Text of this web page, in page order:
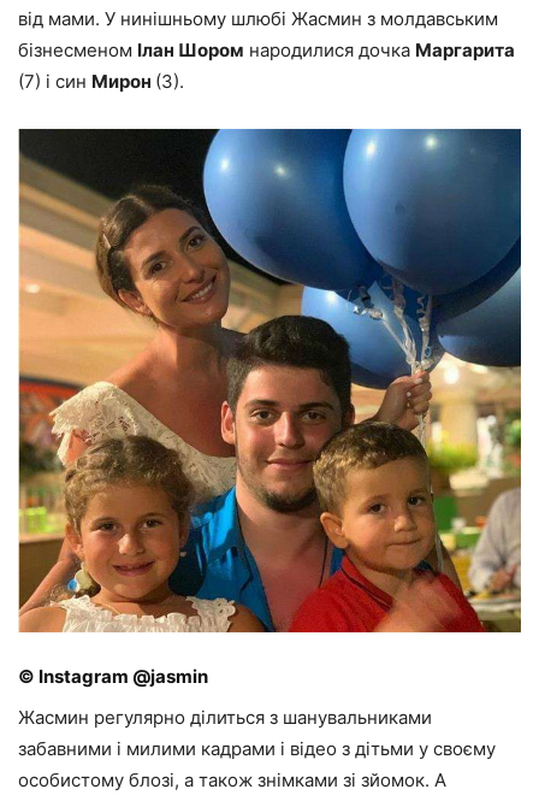
від мами. У нинішньому шлюбі Жасмин з молдавським
бізнесменом Ілан Шором народилися дочка Маргарита
(7) і син Мирон (3).
© Instagram @jasmin
Жасмин регулярно ділиться з шанувальниками
забавними і милими кадрами і відео з дітьми у своєму
особистому блозі, а також знімками зі зйомок. А